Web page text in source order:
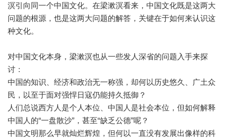
溟引向同一个中国文化。在梁漱溟看来，中国文化既是这两大
问题的根源，也是这两大问题的解答，关键在于如何来认识这
种文化。
对中国文化本身，梁漱溟也从一些发人深省的问题入手来探
讨：
中国的知识、经济和政治无一称强，却何以历史悠久、广土众
民，以至于面对强悍日寇仍能持久抵御？
人们总说西方人是个人本位、中国人是社会本位，但如何解释
中国人的“一盘散沙”，甚至“缺乏公德”呢？
中国文明那么早就灿烂辉煌，但何以一直没有发展出像样的科